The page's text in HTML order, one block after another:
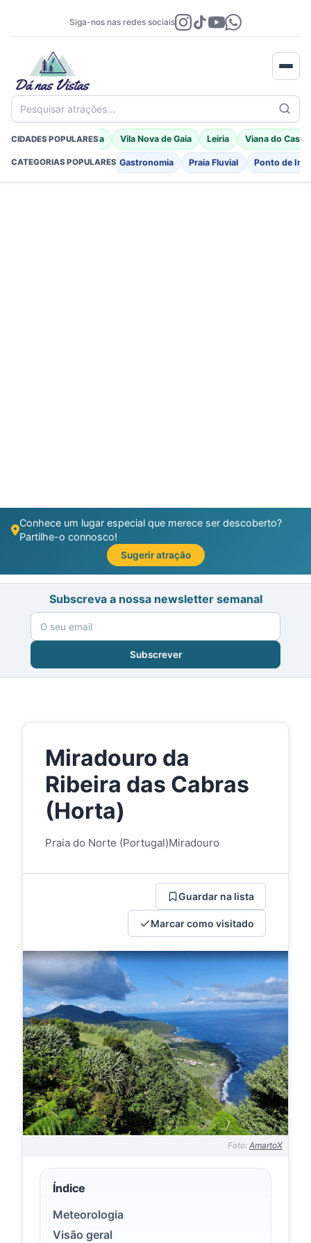
Siga-nos nas redes sociais
Pesquisar atrações...
CIDADES POPULARES
Porto Moniz Braga Vila Nova de Gaia Leiria Viana do
CATEGORIAS POPULARES
Fortificações Igreja Gastronomia Praia Fluvial Ponto de
Conhece um lugar especial que merece ser descoberto?
Partilhe-o connosco!
Sugerir atração
Subscreva a nossa newsletter semanal
Subscrever
Miradouro da
Ribeira das Cabras
(Horta)
Praia do Norte (Portugal)Miradouro
Guardar na lista
Marcar como visitado
Foto: AmartoX
Índice
Meteorologia
Visão geral